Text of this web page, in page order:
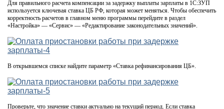
Для правильного расчета компенсации за задержку выплаты зарплаты в 1С:ЗУП
используется ключевая ставка ЦБ РФ, которая может меняться. Чтобы обеспечить
корректность расчетов в главном меню программы перейдите в раздел
«Настройка» — «Сервис» — «Редактирование законодательных значений».
В открывшемся списке найдите параметр «Ставка рефинансирования ЦБ».
Проверьте, что значение ставки актуально на текущий период. Если ставка